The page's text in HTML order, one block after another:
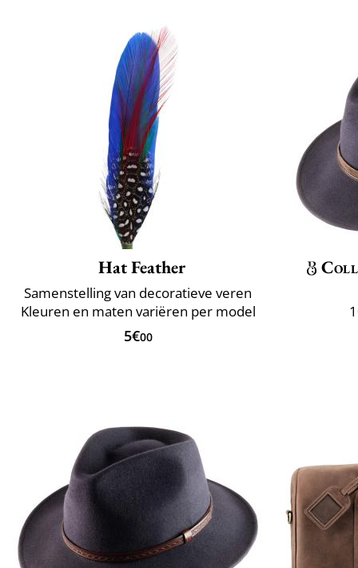
Hat Feather
Samenstelling van decoratieve veren
Kleuren en maten variëren per model
5€00